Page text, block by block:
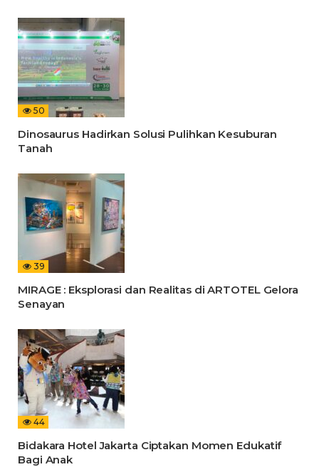
50
Dinosaurus Hadirkan Solusi Pulihkan Kesuburan
Tanah
39
MIRAGE : Eksplorasi dan Realitas di ARTOTEL Gelora
Senayan
44
Bidakara Hotel Jakarta Ciptakan Momen Edukatif
Bagi Anak